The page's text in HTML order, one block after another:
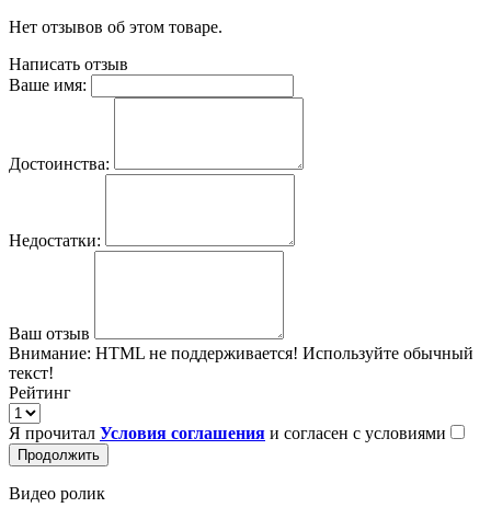
Нет отзывов об этом товаре.
Написать отзыв
Ваше имя:
Достоинства:
Недостатки:
Ваш отзыв
Внимание: HTML не поддерживается! Используйте обычный
текст!
Рейтинг
Я прочитал Условия соглашения и согласен с условиями
Продолжить
Видео ролик